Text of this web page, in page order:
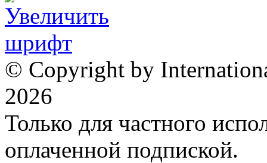
© Copyright by
2026
Только для частного
оплаченной подпиской.